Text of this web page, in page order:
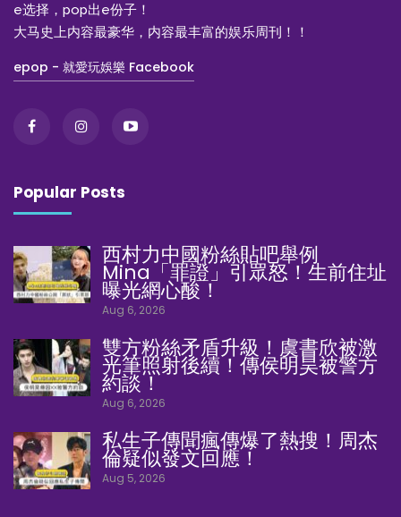
e选择，pop出e份子！
大马史上内容最豪华，内容最丰富的娱乐周刊！！
epop - 就愛玩娛樂 Facebook
Popular Posts
西村力中國粉絲貼吧舉例
Mina「罪證」引眾怒！生前住址
曝光網心酸！
Aug 6, 2026
雙方粉絲矛盾升級！虞書欣被激
光筆照射後續！傳侯明昊被警方
約談！
Aug 6, 2026
私生子傳聞瘋傳爆了熱搜！周杰
倫疑似發文回應！
Aug 5, 2026